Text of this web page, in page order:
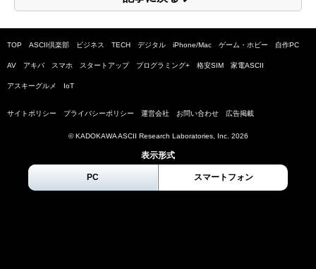
TOP ASCII倶楽部 ビジネス TECH デジタル iPhone/Mac ゲーム・ホビー 自作PC
AV アキバ スマホ スタートアップ プログラミング+ 格安SIM 家電ASCII
アスキーグルメ IoT
サイトポリシー プライバシーポリシー 運営会社 お問い合わせ 広告掲載
© KADOKAWA ASCII Research Laboratories, Inc. 2026
表示形式
PC スマートフォン